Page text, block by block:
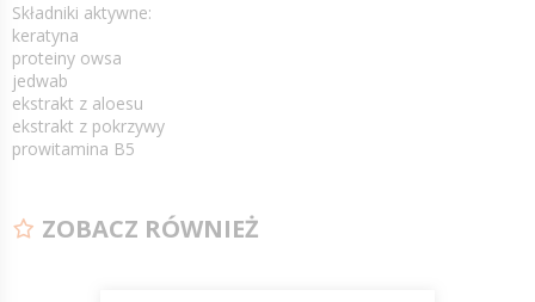
Składniki aktywne:
keratyna
proteiny owsa
jedwab
ekstrakt z aloesu
ekstrakt z pokrzywy
prowitamina B5
ZOBACZ RÓWNIEŻ